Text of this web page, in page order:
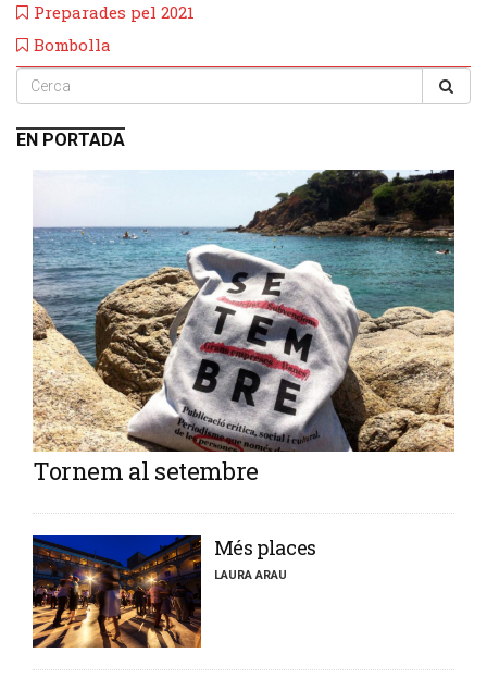
Preparades pel 2021
Bombolla
EN PORTADA
Tornem al setembre
​Més places
LAURA ARAU